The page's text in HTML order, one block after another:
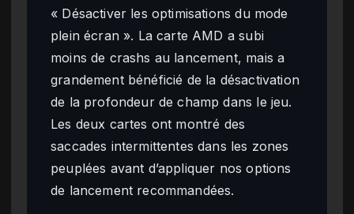
« Désactiver les optimisations du mode
plein écran ». La carte AMD a subi
moins de crashs au lancement, mais a
grandement bénéficié de la désactivation
de la profondeur de champ dans le jeu.
Les deux cartes ont montré des
saccades intermittentes dans les zones
peuplées avant d’appliquer nos options
de lancement recommandées.